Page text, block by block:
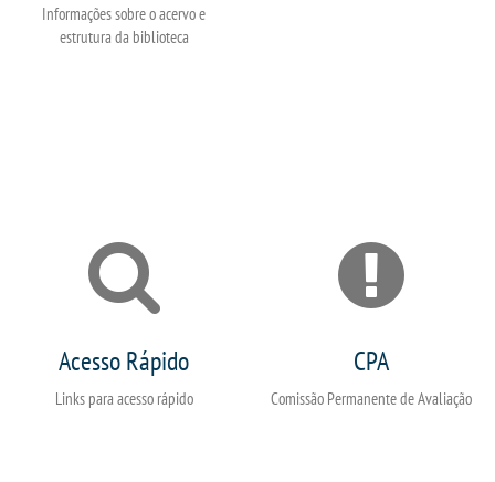
Informações sobre o acervo e
estrutura da biblioteca
Acesso Rápido
Links para acesso rápido
CPA
Comissão Permanente de Avaliação